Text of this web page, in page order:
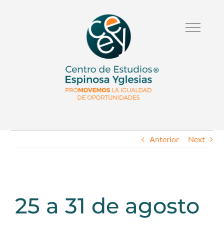
Anterior Next
25 a 31 de agosto